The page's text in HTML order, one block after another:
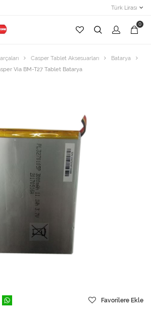
Türk Lirası
0
Casper Tablet Aksesuarları
Batarya
Via BM-T27 Tablet Batarya
Favorilere Ekle